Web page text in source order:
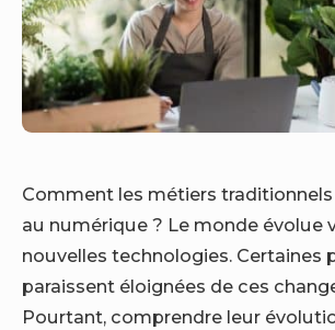
Comment les métiers traditionnels
au numérique ? Le monde évolue
nouvelles technologies. Certaines
paraissent éloignées de ces
Pourtant, comprendre leur